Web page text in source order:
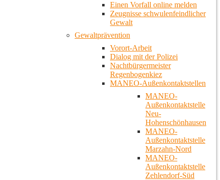
Einen Vorfall online melden
Zeugnisse schwulenfeindlicher
Gewalt
Gewaltprävention
Vorort-Arbeit
Dialog mit der Polizei
Nachtbürgermeister
Regenbogenkiez
MANEO-Außenkontaktstellen
MANEO-
Außenkontaktstelle
Neu-
Hohenschönhausen
MANEO-
Außenkontaktstelle
Marzahn-Nord
MANEO-
Außenkontaktstelle
Zehlendorf-Süd